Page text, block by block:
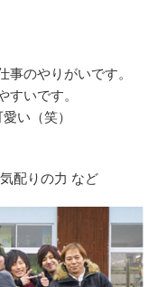
事のやりがいです。
すいです。
い（笑）
配りの力 など